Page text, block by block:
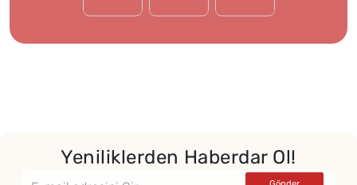
Yeniliklerden Haberdar Ol!